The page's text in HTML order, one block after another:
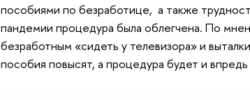
пособиями по безработице, а также
пандемии процедура была облегчена. По
безработным «сидеть у телевизора» и
пособия повысят, а процедура будет и